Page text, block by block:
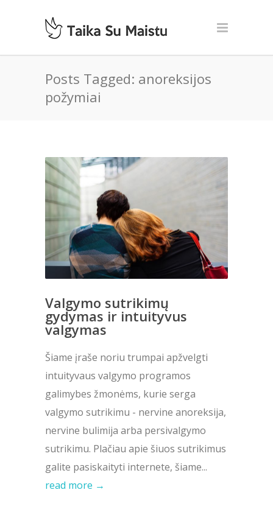
Posts Tagged: anoreksijos
požymiai
Valgymo sutrikimų
gydymas ir intuityvus
valgymas
Šiame įraše noriu trumpai apžvelgti
intuityvaus valgymo programos
galimybes žmonėms, kurie serga
valgymo sutrikimu - nervine anoreksija,
nervine bulimija arba persivalgymo
sutrikimu. Plačiau apie šiuos sutrikimus
galite pasiskaityti internete, šiame...
read more →